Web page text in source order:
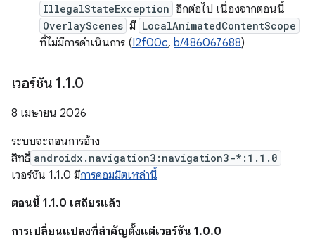
IllegalStateException อีกต่อไป เนื่องจากตอนนี้
OverlayScenes มี LocalAnimatedContentScope
ที่ไม่มีการดำเนินการ (I2f00c, b/486067688)
เวอร์ชัน 1.1.0
8 เมษายน 2026
ระบบจะถอนการอ้าง
สิทธิ์ androidx.navigation3:navigation3-*:1.1.0
เวอร์ชัน 1.1.0 มีการคอมมิตเหล่านี้
ตอนนี้ 1.1.0 เสถียรแล้ว
การเปลี่ยนแปลงที่สำคัญตั้งแต่เวอร์ชัน 1.0.0